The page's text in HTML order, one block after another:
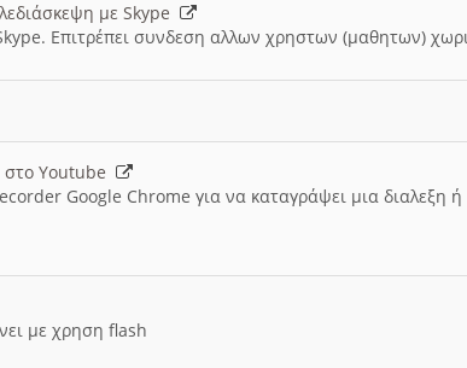
με Skype
Επιτρέπει συνδεση αλλων χρηστων (μαθητων)
στο Youtube
Google Chrome για να καταγράψει μια διαλεξη
με χρηση flash